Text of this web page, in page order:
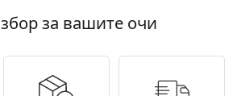
за вашите очи